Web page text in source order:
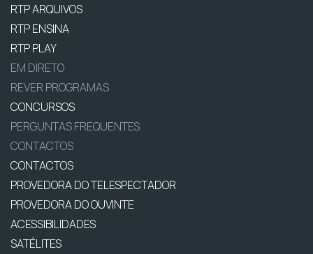
RTP ARQUIVOS
RTP ENSINA
RTP PLAY
EM DIRETO
REVER PROGRAMAS
CONCURSOS
PERGUNTAS FREQUENTES
CONTACTOS
CONTACTOS
PROVEDORA DO TELESPECTADOR
PROVEDORA DO OUVINTE
ACESSIBILIDADES
SATÉLITES